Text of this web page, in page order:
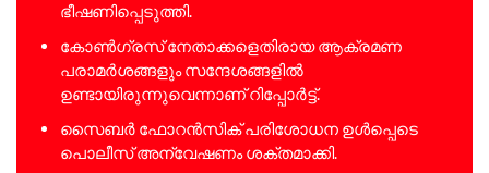
ഭീഷണിപ്പെടുത്തി.
കോൺഗ്രസ് നേതാക്കളെതിരായ ആക്രമണ
പരാമർശങ്ങളും സന്ദേശങ്ങളിൽ
ഉണ്ടായിരുന്നുവെന്നാണ് റിപ്പോർട്ട്.
സൈബർ ഫോറൻസിക് പരിശോധന ഉൾപ്പെടെ
പൊലീസ് അന്വേഷണം ശക്തമാക്കി.